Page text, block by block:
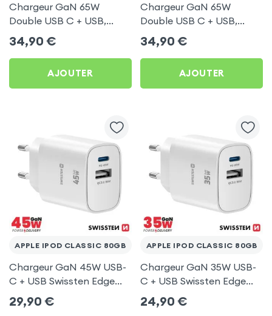
Chargeur GaN 65W
Double USB C + USB,
Swissten Edge Noir pour
Apple iPod Classic 80Gb
34,90 €
AJOUTER
Chargeur GaN 65W
Double USB C + USB,
Swissten Edge Blanc pour
Apple iPod Classic 80Gb
34,90 €
AJOUTER
APPLE IPOD CLASSIC 80GB
Chargeur GaN 45W USB-
C + USB Swissten Edge
Blanc pour Apple iPod
Classic 80Gb
29,90 €
APPLE IPOD CLASSIC 80GB
Chargeur GaN 35W USB-
C + USB Swissten Edge
Blanc pour Apple iPod
Classic 80Gb
24,90 €